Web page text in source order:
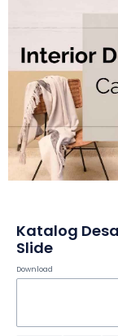
Katalog
Slide
Download